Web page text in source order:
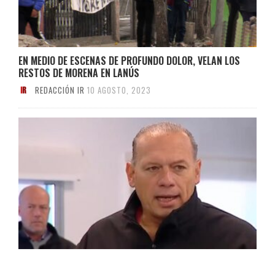
EN MEDIO DE ESCENAS DE PROFUNDO DOLOR, VELAN LOS
RESTOS DE MORENA EN LANÚS
REDACCIÓN IR 10 AGOSTO, 2023